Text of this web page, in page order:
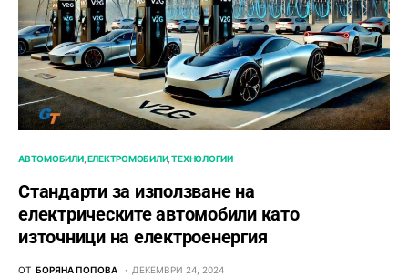
АВТОМОБИЛИ ЕЛЕКТРОМОБИЛИ ТЕХНОЛОГИИ
Стандарти за използване на
електрическите автомобили като
източници на електроенергия
ОТ БОРЯНА ПОПОВА ДЕКЕМВРИ 24, 2024